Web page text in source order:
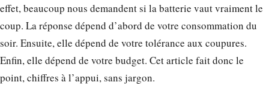
effet, beaucoup nous demandent si la batterie vaut vraiment le
coup. La réponse dépend d’abord de votre consommation du
soir. Ensuite, elle dépend de votre tolérance aux coupures.
Enfin, elle dépend de votre budget. Cet article fait donc le
point, chiffres à l’appui, sans jargon.